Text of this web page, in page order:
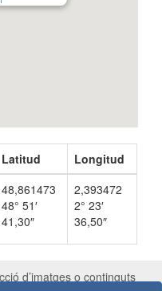
Latitud
Longitud
48,861473
48° 51′
41,30″
2,393472
2° 23′
36,50″
d’imatges o continguts